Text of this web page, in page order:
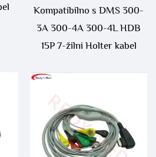
Kompatibilno s DMS 300-
3A 300-4A 300-4L HDB
15P 7-žilni Holter kabel